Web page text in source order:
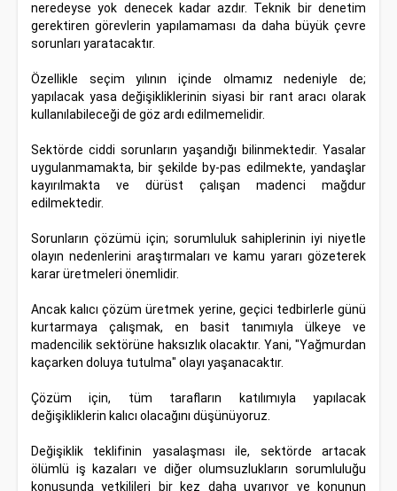
neredeyse yok denecek kadar azdır. Teknik bir denetim
gerektiren görevlerin yapılamaması da daha büyük çevre
sorunları yaratacaktır.
Özellikle seçim yılının içinde olmamız nedeniyle de;
yapılacak yasa değişikliklerinin siyasi bir rant aracı olarak
kullanılabileceği de göz ardı edilmemelidir.
Sektörde ciddi sorunların yaşandığı bilinmektedir. Yasalar
uygulanmamakta, bir şekilde by-pas edilmekte, yandaşlar
kayırılmakta ve dürüst çalışan madenci mağdur
edilmektedir.
Sorunların çözümü için; sorumluluk sahiplerinin iyi niyetle
olayın nedenlerini araştırmaları ve kamu yararı gözeterek
karar üretmeleri önemlidir.
Ancak kalıcı çözüm üretmek yerine, geçici tedbirlerle günü
kurtarmaya çalışmak, en basit tanımıyla ülkeye ve
madencilik sektörüne haksızlık olacaktır. Yani, "Yağmurdan
kaçarken doluya tutulma" olayı yaşanacaktır.
Çözüm için, tüm tarafların katılımıyla yapılacak
değişikliklerin kalıcı olacağını düşünüyoruz.
Değişiklik teklifinin yasalaşması ile, sektörde artacak
ölümlü iş kazaları ve diğer olumsuzlukların sorumluluğu
konusunda yetkilileri bir kez daha uyarıyor ve konunun